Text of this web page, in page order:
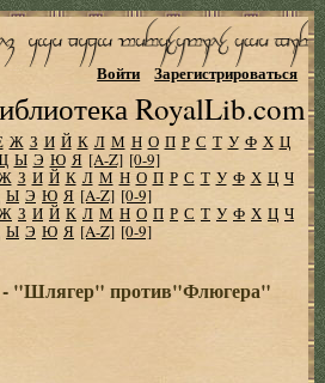
RoyalLib.com
Войти Зарегистрироваться
Ж З И Й К Л М Н О П Р С Т У Ф Х Ц
Ы Э Ю Я [A-Z] [0-9]
З И Й К Л М Н О П Р С Т У Ф Х Ц Ч
Ы Э Ю Я [A-Z] [0-9]
З И Й К Л М Н О П Р С Т У Ф Х Ц Ч
Ы Э Ю Я [A-Z] [0-9]
- "Шлягер" против"Флюгера"